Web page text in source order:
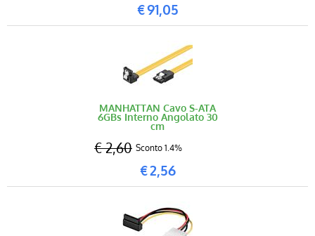
€91,05
MANHATTAN Cavo S-ATA
6GBs Interno Angolato 30
cm
€ 2,60 Sconto 1.4%
€2,56